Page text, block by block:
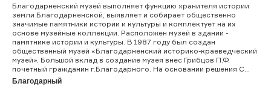
Благодарненский музей выполняет функцию хранителя истории
земли Благодарненской, выявляет и собирает общественно
значимые памятники истории и культуры и комплектует на их
основе музейные коллекции. Расположен музей в здании -
памятнике истории и культуры. В 1987 году был создан
общественный музей «Благодарненский историко-краеведческий
музей». Большой вклад в создание музея внес Грибцов П.Ф.
почетный гражданин г.Благодарного. На основании решения С...
Благодарный